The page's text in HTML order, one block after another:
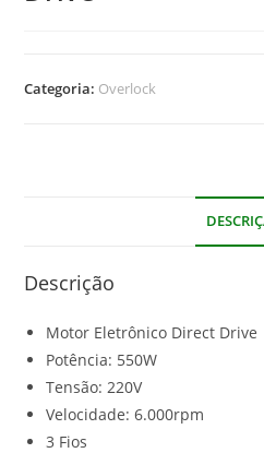
Categoria: Overlock
Descrição
Motor Eletrônico Direct Drive
Potência: 550W
Tensão: 220V
Velocidade: 6.000rpm
3 Fios